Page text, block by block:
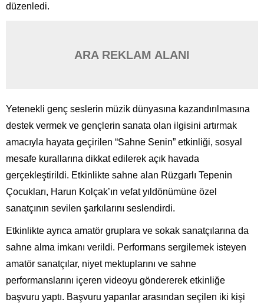
düzenledi.
ARA REKLAM ALANI
Yetenekli genç seslerin müzik dünyasına kazandırılmasına
destek vermek ve gençlerin sanata olan ilgisini artırmak
amacıyla hayata geçirilen “Sahne Senin” etkinliği, sosyal
mesafe kurallarına dikkat edilerek açık havada
gerçekleştirildi. Etkinlikte sahne alan Rüzgarlı Tepenin
Çocukları, Harun Kolçak’ın vefat yıldönümüne özel
sanatçının sevilen şarkılarını seslendirdi.
Etkinlikte ayrıca amatör gruplara ve sokak sanatçılarına da
sahne alma imkanı verildi. Performans sergilemek isteyen
amatör sanatçılar, niyet mektuplarını ve sahne
performanslarını içeren videoyu göndererek etkinliğe
başvuru yaptı. Başvuru yapanlar arasından seçilen iki kişi